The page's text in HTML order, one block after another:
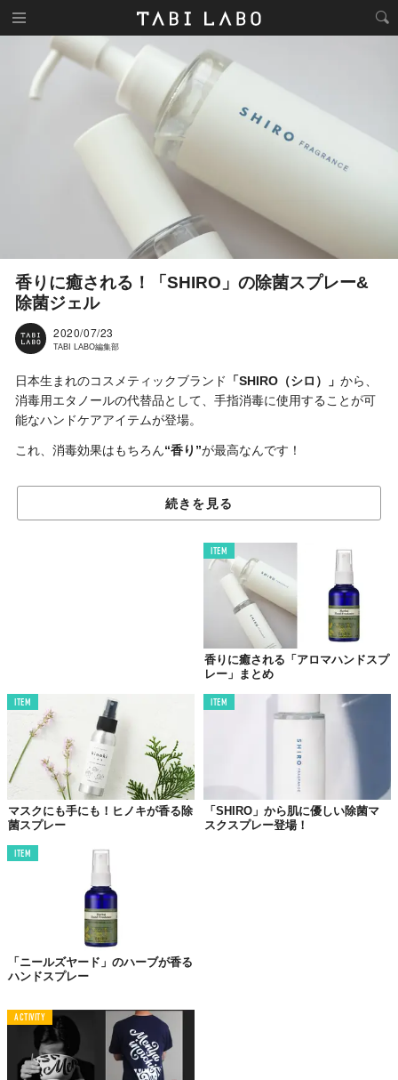
香りに癒される！「SHIRO」の除菌スプレー&
除菌ジェル
2020/07/23
TABI LABO編集部
日本生まれのコスメティックブランド 「SHIRO（シロ）」 から、
消毒用エタノールの代替品として、手指消毒に使用することが可
能なハンドケアアイテムが登場。
これ、消毒効果はもちろん“香り”が最高なんです！
『ハンドリフレッシュナー 80』（全2種）80mL 1800円＋税
『ハンドリフレッシュナー 80』
の手指の消毒用ハンドミスト。
香りは、オレンジ、グローブ、ゼラニウムをブレンドしたオリジ
けんをイメージした「サボン」の2種類から選べます。
この香りを嗅ぎたいがために、頻繁にシュッとしちゃいそう。さ
っぱりとした使い心地で、夏にもピッタリですね。
続きを見る
ITEM
香りに癒される「アロマハンドスプ
レー」まとめ
ITEM
マスクにも手にも！ヒノキが香る除
菌スプレー
ITEM
「SHIRO」から肌に優しい除菌マ
スクスプレー登場！
ITEM
「ニールズヤード」のハーブが香る
ハンドスプレー
ACTIVITY